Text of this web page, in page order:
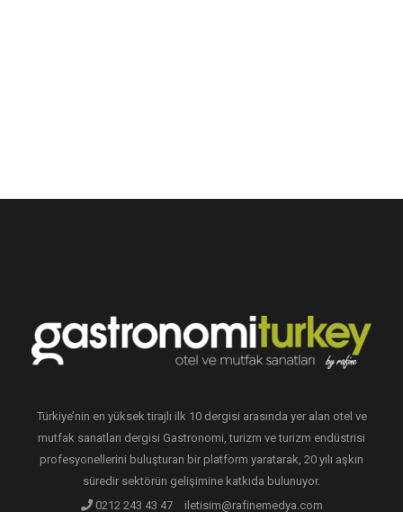
Türkiye’nin en yüksek tirajlı ilk 10 dergisi arasında yer alan otel ve
mutfak sanatları dergisi Gastronomi, turizm ve turizm endüstrisi
profesyonellerini buluşturan bir platform yaratarak, 20 yılı aşkın
süredir sektörün gelişimine katkıda bulunuyor.
0212 243 43 47
iletisim@rafinemedya.com